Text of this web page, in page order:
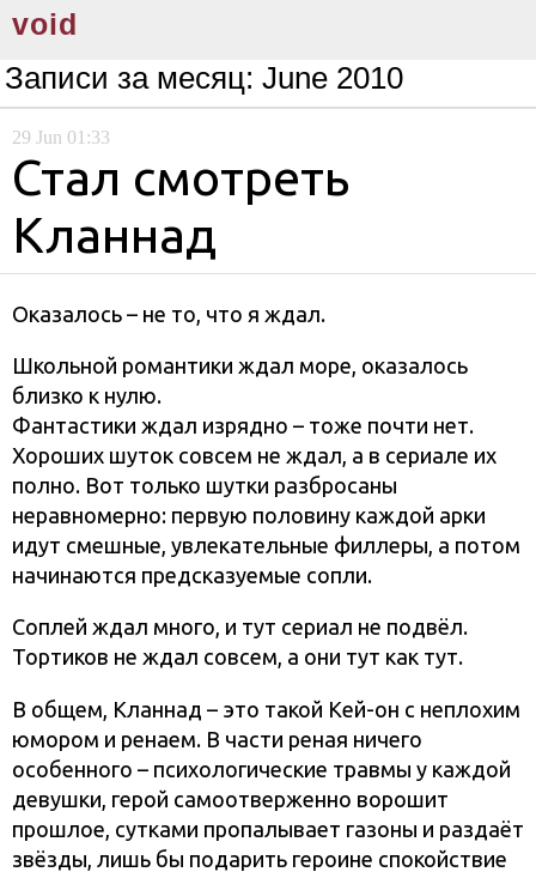
void
Записи за месяц: June 2010
29 Jun 01:33
Стал смотреть
Кланнад
Оказалось – не то, что я ждал.
Школьной романтики ждал море, оказалось
близко к нулю.
Фантастики ждал изрядно – тоже почти нет.
Хороших шуток совсем не ждал, а в сериале их
полно. Вот только шутки разбросаны
неравномерно: первую половину каждой арки
идут смешные, увлекательные филлеры, а потом
начинаются предсказуемые сопли.
Соплей ждал много, и тут сериал не подвёл.
Тортиков не ждал совсем, а они тут как тут.
В общем, Кланнад – это такой Кей-он с неплохим
юмором и ренаем. В части реная ничего
особенного – психологические травмы у каждой
девушки, герой самоотверженно ворошит
прошлое, сутками пропалывает газоны и раздаёт
звёзды, лишь бы подарить героине спокойствие